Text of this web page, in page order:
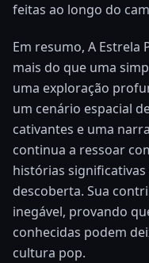
feitas ao longo do
Em resumo, A Estrela
mais do que uma
uma exploração
um cenário espacial
cativantes e uma
continua a ressoar
histórias
descoberta. Sua
inegável, provando
conhecidas podem
cultura pop.